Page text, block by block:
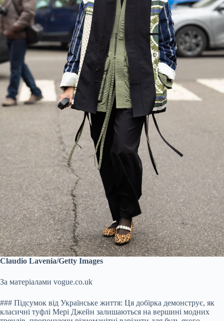
Claudio Lavenia/Getty Images
За матеріалами vogue.co.uk
### Підсумок від Українське життя: Ця добірка демонструє, як
класичні туфлі Мері Джейн залишаються на вершині модних